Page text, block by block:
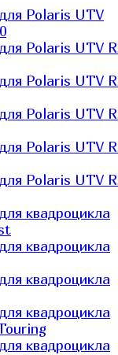
Polaris UTV
Polaris UTV
Polaris UTV
Polaris UTV
Polaris UTV
Polaris UTV
квадроцикла
квадроцикла
квадроцикла
квадроцикла
квадроцикла